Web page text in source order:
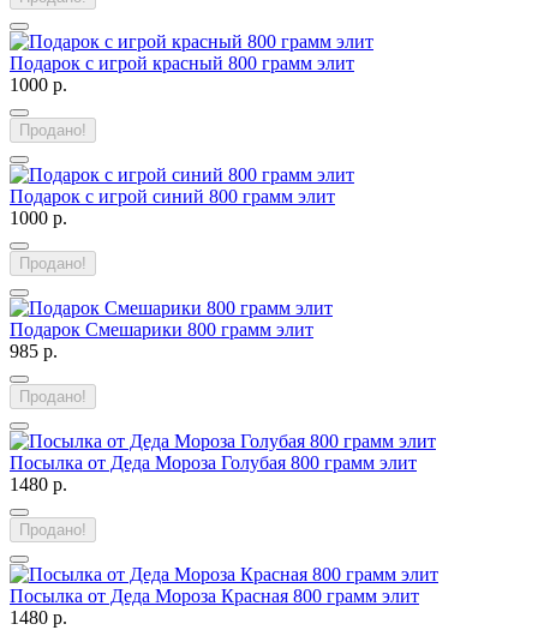
Подарок с игрой красный 800 грамм элит
1000 р.
Продано!
Подарок с игрой синий 800 грамм элит
1000 р.
Продано!
Подарок Смешарики 800 грамм элит
985 р.
Продано!
Посылка от Деда Мороза Голубая 800 грамм элит
1480 р.
Продано!
Посылка от Деда Мороза Красная 800 грамм элит
1480 р.